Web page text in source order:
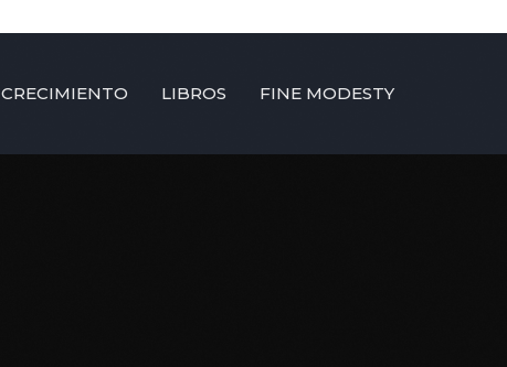
CRECIMIENTO LIBROS FINE MODESTY